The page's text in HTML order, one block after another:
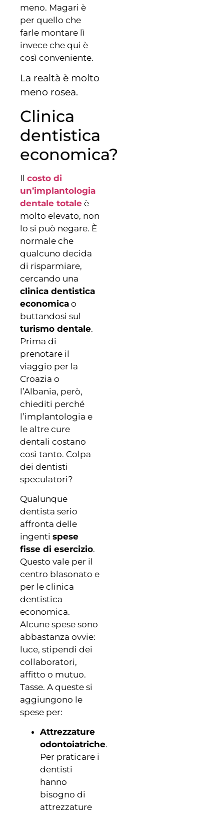
meno. Magari è
per quello che
farle montare lì
invece che qui è
così conveniente.
La realtà è molto
meno rosea.
Clinica
dentistica
economica?
Il costo di
un’implantologia
dentale totale è
molto elevato, non
lo si può negare. È
normale che
qualcuno decida
di risparmiare,
cercando una
clinica dentistica
economica o
buttandosi sul
turismo dentale.
Prima di
prenotare il
viaggio per la
Croazia o
l’Albania, però,
chiediti perché
l’implantologia e
le altre cure
dentali costano
così tanto. Colpa
dei dentisti
speculatori?
Qualunque
dentista serio
affronta delle
ingenti spese
fisse di esercizio.
Questo vale per il
centro blasonato e
per le clinica
dentistica
economica.
Alcune spese sono
abbastanza ovvie:
luce, stipendi dei
collaboratori,
affitto o mutuo.
Tasse. A queste si
aggiungono le
spese per:
Attrezzature
odontoiatriche.
Per praticare i
dentisti
hanno
bisogno di
attrezzature